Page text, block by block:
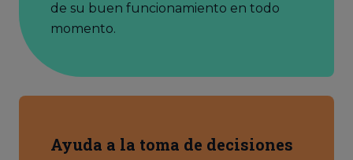
de su buen funcionamiento en todo
momento.
Ayuda a la toma de decisiones